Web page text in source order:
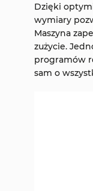
Dzięki
wymiary
Maszyna
zużycie.
programów
sam o